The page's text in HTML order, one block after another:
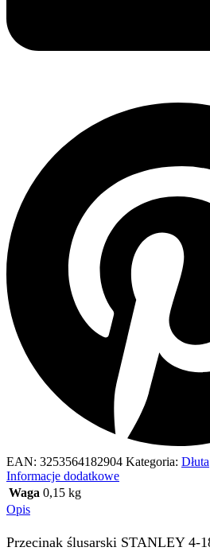
EAN: 3253564182904 Kategoria: Dłuta
Informacje dodatkowe
Waga 0,15 kg
Opis
Przecinak ślusarski STANLEY 4-